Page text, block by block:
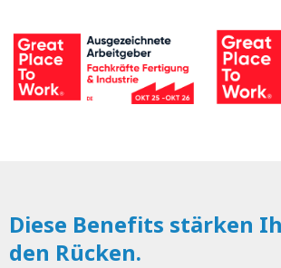
Diese Benefits stärken
den Rücken.